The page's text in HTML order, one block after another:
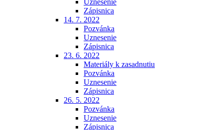
Uznesenie
Zápisnica
14. 7. 2022
Pozvánka
Uznesenie
Zápisnica
23. 6. 2022
Materiály k zasadnutiu
Pozvánka
Uznesenie
Zápisnica
26. 5. 2022
Pozvánka
Uznesenie
Zápisnica